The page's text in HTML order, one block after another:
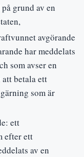
grund av en
avgörande
har meddelats
som avser en
betala ett
som är
ett
efter ett
av en